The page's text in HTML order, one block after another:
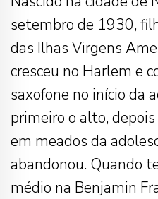
setembro de 1930,
das Ilhas Virgens
cresceu no Harlem e
saxofone no início da
primeiro o alto,
em meados da
abandonou. Quando
médio na Benjamin